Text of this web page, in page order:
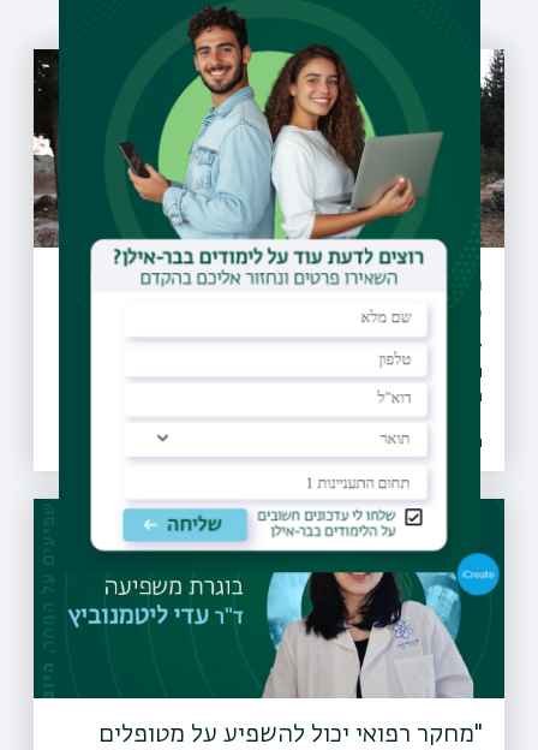
מיזם "קחו אתכם את הזבל" יקודם בעולם
כפורץ דרך
27 מועצות מקומיות ומועצות אזוריות חתמו על אמנת המיזם
והתחייבו לבצע הסברה, חינוך, ואכיפה ברוחו, החלו פעילויות
להצטרף גם הן למיזם
26.07.2021 | טז אב
"מחקר רפואי יכול להשפיע על מטופלים